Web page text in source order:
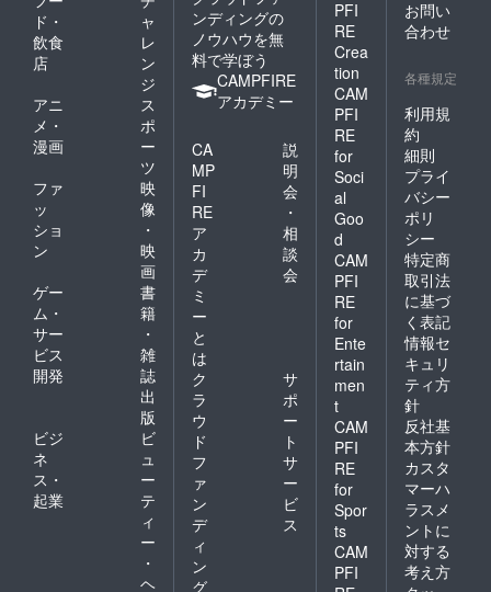
ド・
飲食
店
ャ
レ
ン
ジ
アニ
メ・
漫画
ス
ポ
ー
ツ
ファ
ッ
ショ
ン
映
像
・
映
画
ゲー
ム・
サー
ビス
開発
書
籍
・
雑
誌
出
版
ビジ
ネ
ス・
起業
ビ
ュ
ー
テ
ィ
ー
・
ヘ
ンディングの
ノウハウを無
料で学ぼう
CAMPFIRE
アカデミー
CA
MP
FI
RE
ア
カ
デ
ミ
ー
と
は
説
明
会
・
相
談
会
ク
ラ
ウ
ド
フ
ァ
ン
デ
ィ
ン
グ
サ
ポ
ー
ト
サ
ー
ビ
ス
PFI
RE
Crea
tion
CAM
PFI
RE
for
Soci
al
Goo
d
CAM
PFI
RE
for
Ente
rtain
men
t
CAM
PFI
RE
for
Spor
ts
CAM
PFI
お問い
合わせ
各種規定
利用規
約
細則
プライ
バシー
ポリ
シー
特定商
取引法
に基づ
く表記
情報セ
キュリ
ティ方
針
反社基
本方針
カスタ
マーハ
ラスメ
ントに
対する
考え方